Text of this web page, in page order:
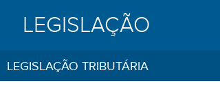
LEGISLAÇÃO
LEGISLAÇÃO TRIBUTÁRIA